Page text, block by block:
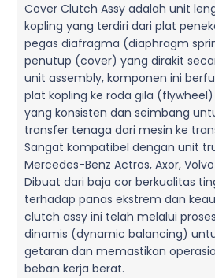
Cover Clutch Assy adalah unit
kopling yang terdiri dari plat
pegas diafragma (diaphragm
penutup (cover) yang dirakit
unit assembly, komponen ini
plat kopling ke roda gila
yang konsisten dan seimbang
transfer tenaga dari mesin ke
Sangat kompatibel dengan unit
Mercedes-Benz Actros, Axor,
Dibuat dari baja cor berkualitas
terhadap panas ekstrem dan
clutch assy ini telah melalui
dinamis (dynamic balancing)
getaran dan memastikan
beban kerja berat.